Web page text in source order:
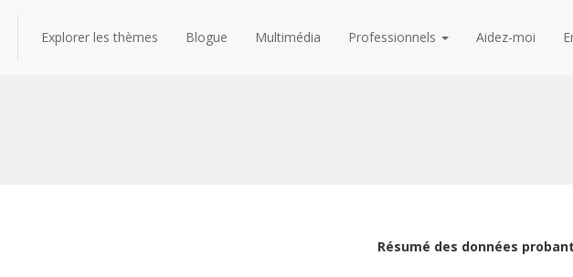
Explorer les thèmes Blogue Multimédia Professionnels Aidez-moi
Résumé des données